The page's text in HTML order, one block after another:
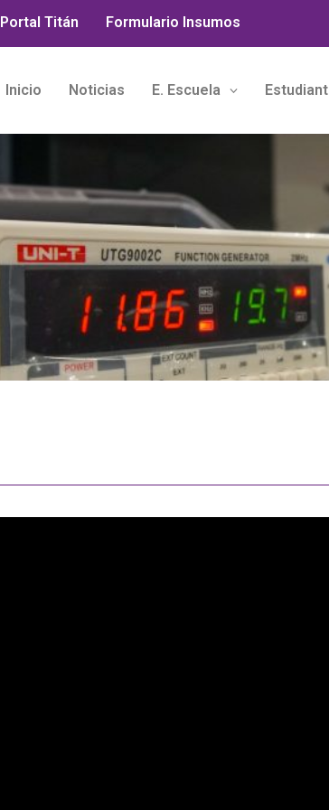
Portal Titán Formulario Insumos
Inicio Noticias E. Escuela